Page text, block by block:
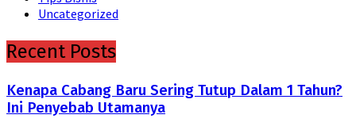
Uncategorized
Recent Posts
Kenapa Cabang Baru Sering Tutup Dalam 1 Tahun?
Ini Penyebab Utamanya